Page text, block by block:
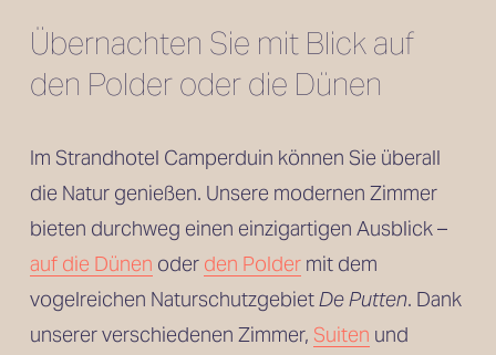
Übernachten Sie mit Blick auf
den Polder oder die Dünen
Im Strandhotel Camperduin können Sie überall
die Natur genießen. Unsere modernen Zimmer
bieten durchweg einen einzigartigen Ausblick –
auf die Dünen oder den Polder mit dem
vogelreichen Naturschutzgebiet De Putten. Dank
unserer verschiedenen Zimmer, Suiten und